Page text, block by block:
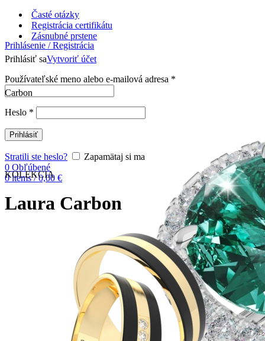
Časté otázky
Registrácia certifikátu
Prihlásenie / Registrácia
Prihlásiť saVytvoriť účet
Používateľské meno alebo e-mailová adresa *
Heslo *
Prihlásiť
Stratili ste heslo?
Zapamätaj si ma
0 Obľúbené
0items / 0,00 €
Zásnubné prstene
Carbon
KOLEKCIA
Laura Carbon